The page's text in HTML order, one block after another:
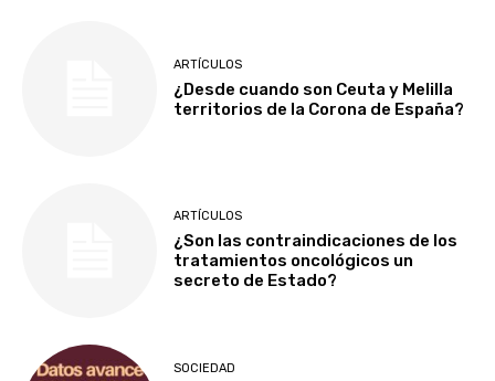
ARTÍCULOS
¿Desde cuando son Ceuta y Melilla
territorios de la Corona de España?
ARTÍCULOS
¿Son las contraindicaciones de los
tratamientos oncológicos un
secreto de Estado?
SOCIEDAD